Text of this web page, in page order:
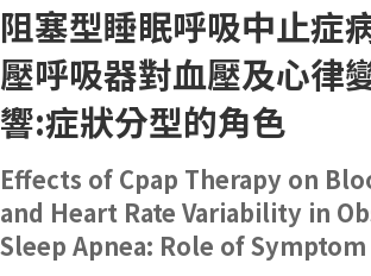
阻塞型睡眠呼吸中止症
壓呼吸器對血壓及心律
響:症狀分型的角色
Effects of Cpap Therapy on
and Heart Rate Variability in
Sleep Apnea: Role of